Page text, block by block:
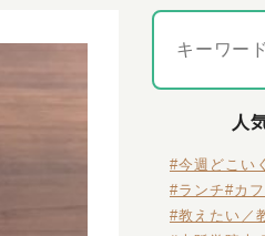
人
#今週どこい
#ランチ#カ
#教えたい／